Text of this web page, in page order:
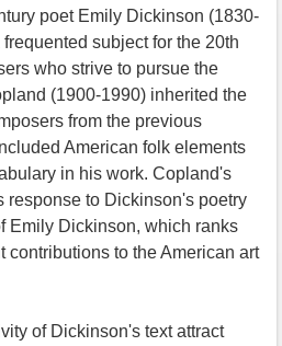
poet Emily Dickinson (1830-
subject for the 20th
who strive to pursue the
(1900-1990) inherited the
from the previous
American folk elements
in his work. Copland's
response to Dickinson's poetry
Emily Dickinson, which ranks
contributions to the American art
of Dickinson's text attract